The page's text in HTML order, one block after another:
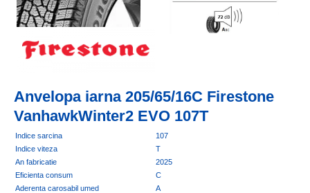
Anvelopa iarna 205/65/16C Firestone
VanhawkWinter2 EVO 107T
Indice sarcina
107
Indice viteza
T
An fabricatie
2025
Eficienta consum
C
Aderenta carosabil umed
A